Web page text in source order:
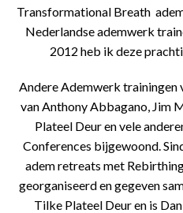
Transformational Breath
Nederlandse ademwerk
2012 heb ik deze
Andere Ademwerk trainingen
van Anthony Abbagano, Jim
Plateel Deur en vele
Conferences bijgewoond.
adem retreats met
georganiseerd en gegeven
Tilke Plateel Deur en is